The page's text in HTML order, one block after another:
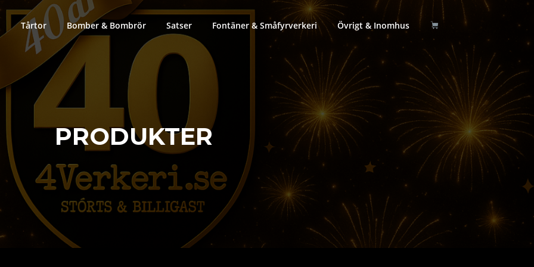
Tårtor Bomber & Bombrör Satser Fontäner & Småfyrverkeri Övrigt & Inomhus
PRODUKTER